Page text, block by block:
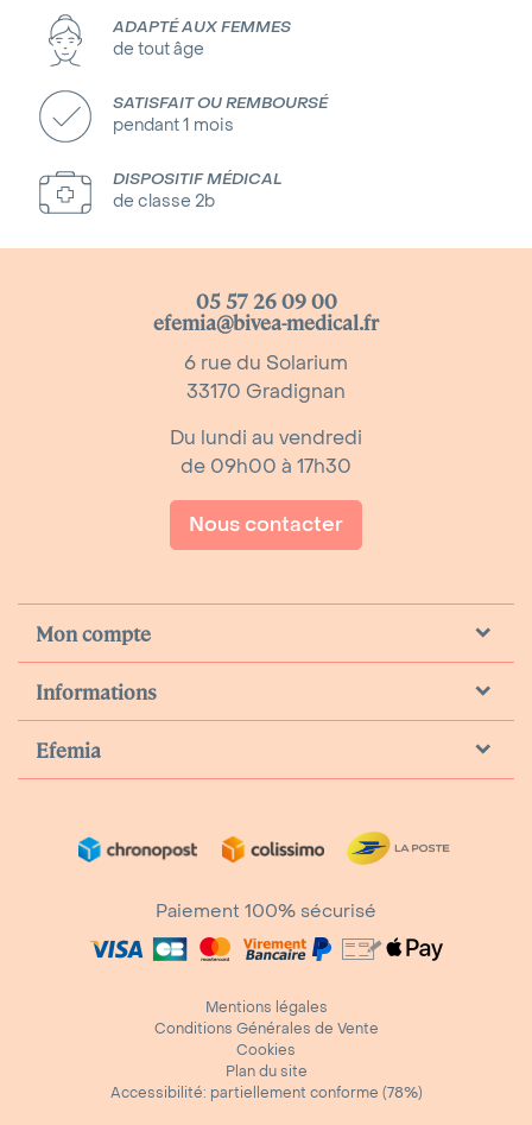
ADAPTÉ AUX FEMMES
de tout âge
SATISFAIT OU REMBOURSÉ
pendant 1 mois
DISPOSITIF MÉDICAL
de classe 2b
05 57 26 09 00
efemia@bivea-medical.fr
6 rue du Solarium
33170 Gradignan
Du lundi au vendredi
de 09h00 à 17h30
Nous contacter
Mon compte
Informations
Efemia
Paiement 100% sécurisé
Mentions légales
Conditions Générales de Vente
Cookies
Plan du site
Accessibilité: partiellement conforme (78%)